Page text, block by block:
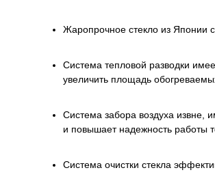
Жаропрочное стекло из Японии
Система тепловой разводки
увеличить площадь
Система забора воздуха извне,
и повышает надежность работы
Система очистки стекла